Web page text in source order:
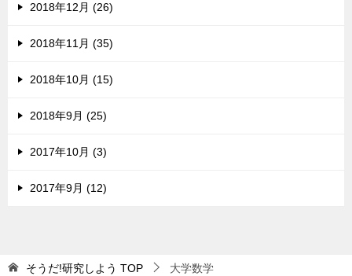
2018年12月 (26)
2018年11月 (35)
2018年10月 (15)
2018年9月 (25)
2017年10月 (3)
2017年9月 (12)
そうだ!研究しよう TOP 大学数学